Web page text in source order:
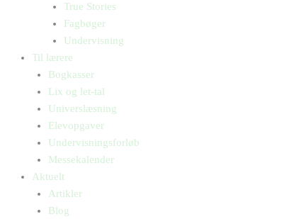
True Stories
Fagbøger
Undervisning
Til lærere
Bogkasser
Lix og let-tal
Universlæsning
Elevopgaver
Undervisningsforløb
Messekalender
Aktuelt
Artikler
Blog